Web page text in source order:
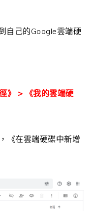
自己的Google雲端硬
》 > 《我的雲端硬
《在雲端硬碟中新增